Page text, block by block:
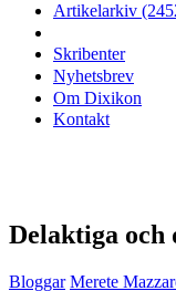
Artikelarkiv
Skribenter
Nyhetsbrev
Om Dixikon
Kontakt
Delaktiga och
Bloggar Merete